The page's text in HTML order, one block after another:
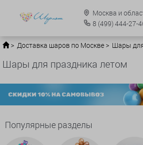
Москва и
8 (499)444-27-
Доставка шаров по Москве Шары
Шары для праздника летом
Популярные разделы